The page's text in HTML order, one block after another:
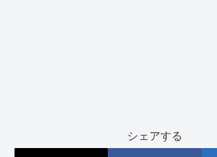
シェアする